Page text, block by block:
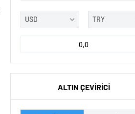
0,0
ALTIN ÇEVİRİCİ